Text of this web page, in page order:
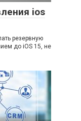
ios
резервную
до iOS 15, не